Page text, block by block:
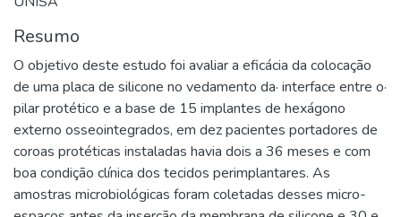
Resumo
O objetivo deste estudo foi avaliar a eficácia da colocação
de uma placa de silicone no vedamento da· interface entre o·
pilar protético e a base de 15 implantes de hexágono
externo osseointegrados, em dez pacientes portadores de
coroas protéticas instaladas havia dois a 36 meses e com
boa condição clínica dos tecidos perimplantares. As
amostras microbiológicas foram coletadas desses micro-